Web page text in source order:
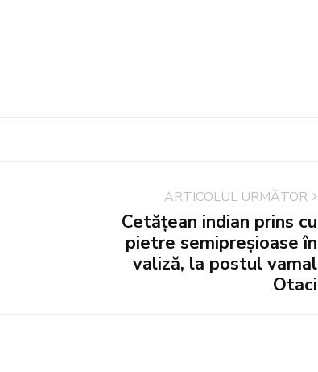
ARTICOLUL URMĂTOR
Cetățean indian prins cu
pietre semipreșioase în
valiză, la postul vamal
Otaci